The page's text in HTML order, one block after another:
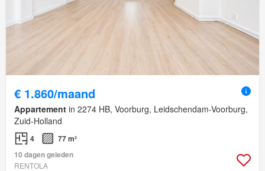
€ 1.860/maand
Appartement in 2274 HB, Voorburg, Leidschendam-Voorburg,
Zuid-Holland
4
77 m²
10 dagen geleden
RENTOLA